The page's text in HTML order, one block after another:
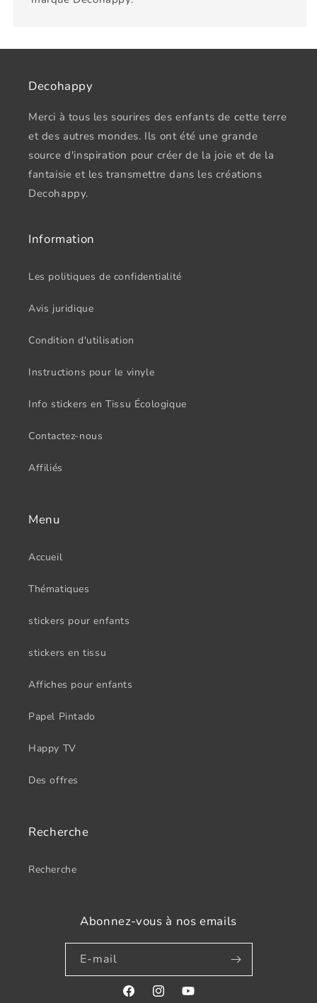
Decohappy
Merci à tous les sourires des enfants de cette terre
et des autres mondes. Ils ont été une grande
source d'inspiration pour créer de la joie et de la
fantaisie et les transmettre dans les créations
Decohappy.
Information
Les politiques de confidentialité
Avis juridique
Condition d'utilisation
Instructions pour le vinyle
Info stickers en Tissu Écologique
Contactez-nous
Affiliés
Menu
Accueil
Thématiques
stickers pour enfants
stickers en tissu
Affiches pour enfants
Papel Pintado
Happy TV
Des offres
Recherche
Recherche
Abonnez-vous à nos emails
E-mail
FacebookInstagramYouTube